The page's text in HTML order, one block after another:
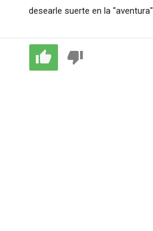
desearle suerte en la "aventura"